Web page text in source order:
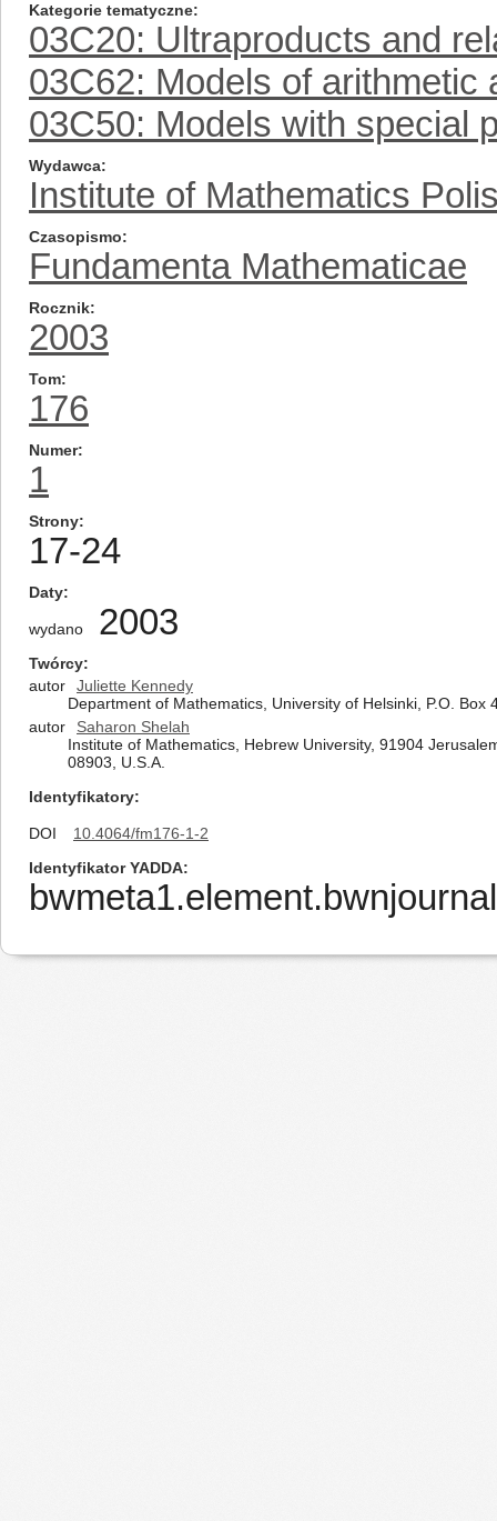
Kategorie tematyczne
03C20: Ultraproducts and
03C62: Models of arithmetic
03C50: Models with special
Wydawca
Institute of Mathematics
Czasopismo
Fundamenta Mathematicae
Rocznik
2003
Tom
176
Numer
1
Strony
17-24
Daty
wydano 2003
Twórcy
autor
Juliette Kennedy
Department of Mathematics, University of Helsinki, P.O.
autor
Saharon Shelah
Institute of Mathematics, Hebrew University, 91904
08903, U.S.A.
Identyfikatory
DOI
10.4064/fm176-1-2
Identyfikator YADDA